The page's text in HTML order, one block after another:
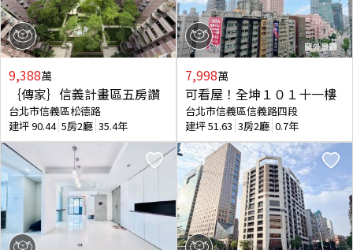
9,388萬
｛傳家｝信義計畫區五房讚
台北市信義區松德路
建坪90.44 5房2廳 35.4年
7,998萬
可看屋！全坤１０１十一樓
台北市信義區信義路四段
建坪51.63 3房2廳 0.7年